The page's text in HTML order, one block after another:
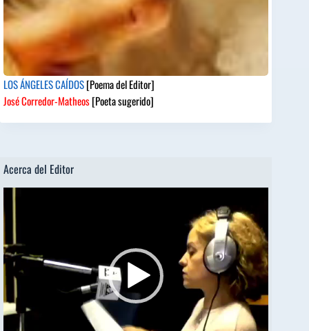
LOS ÁNGELES CAÍDOS[Poema del Editor]
José Corredor-Matheos[Poeta sugerido]
Acerca del Editor
de
vídeo